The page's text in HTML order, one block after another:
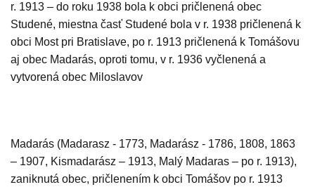
r. 1913 – do roku 1938 bola k obci pričlenená obec
Studené, miestna časť Studené bola v r. 1938 pričlenená k
obci Most pri Bratislave, po r. 1913 pričlenená k Tomášovu
aj obec Madarás, oproti tomu, v r. 1936 vyčlenená a
vytvorená obec Miloslavov
Madarás (Madarasz - 1773, Madarász - 1786, 1808, 1863
– 1907, Kismadarász – 1913, Malý Madaras – po r. 1913),
zaniknutá obec, pričlenením k obci Tomášov po r. 1913